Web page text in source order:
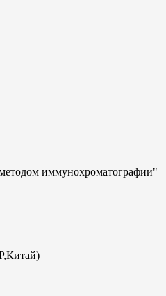
методом иммунохроматографии"